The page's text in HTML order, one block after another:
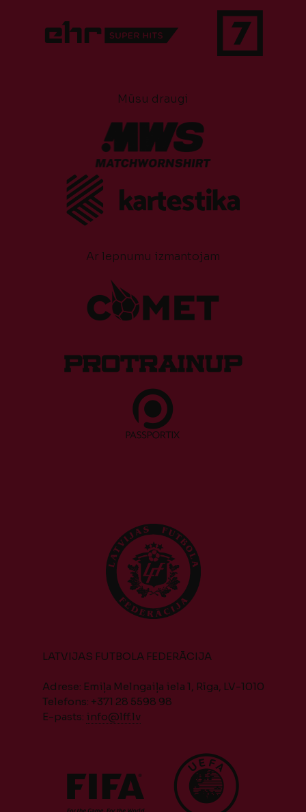
Mūsu draugi
Ar lepnumu izmantojam
LATVIJAS FUTBOLA FEDERĀCIJA
Adrese: Emiļa Melngaiļa iela 1, Rīga, LV-1010
Telefons: +371 28 5598 98
E-pasts: info@lff.lv